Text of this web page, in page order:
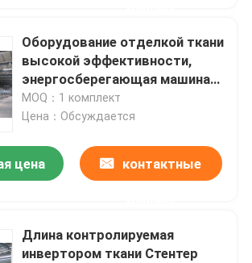
Оборудование отделкой ткани
высокой эффективности,
энергосберегающая машина
ткани Стентер
MOQ：1 комплект
Цена：Обсуждается
цена контактные
Длина контролируемая
инвертором ткани Стентер